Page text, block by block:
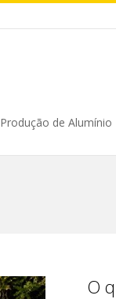
Produção de Alumínio
O